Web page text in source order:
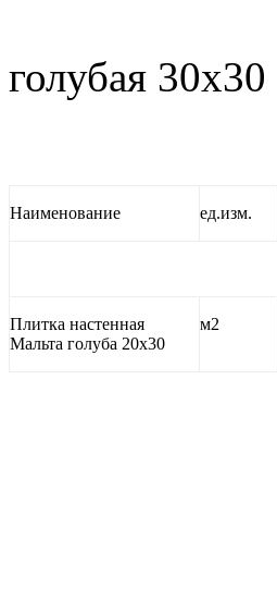
голубая 30х30
Наименование ед.изм.
Плитка настенная
Мальта голуба 20х30
м2